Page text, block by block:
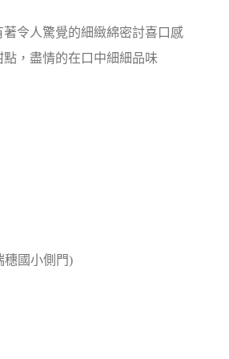
令人驚覺的細緻綿密討喜口感
，盡情的在口中細細品味
穗國小側門)